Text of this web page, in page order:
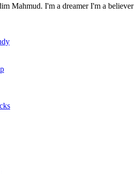
Mahmud. I'm a dreamer I'm a